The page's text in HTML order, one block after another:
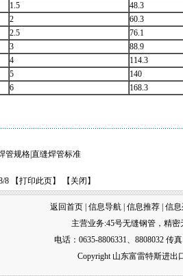
1.5
48.3
2
60.3
2.5
76.1
3
88.9
4
114.3
5
140
6 168.3
管规格|直缝焊管标准
8 【打印此页】 【 关闭 】
返回首页 信息导航 信息推荐 信
主营业务:45号无缝钢管， 精密
电话：0635-8806331、8808032 传
Copyright 山东富雷特斯进